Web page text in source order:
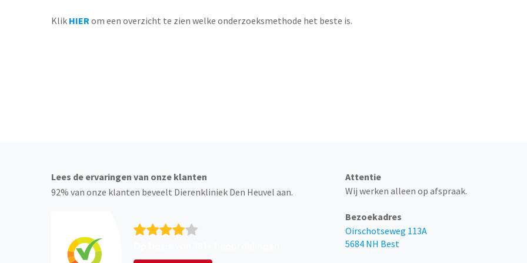
Klik HIERom een overzicht te zien welke onderzoeksmethode het beste is.
Attentie
Wij werken alleen op afspraak.
Bezoekadres
Oirschotseweg 113A
5684 NH Best
Lees de ervaringen van onze klanten
92% van onze klanten beveelt Dierenkliniek Den Heuvel aan.